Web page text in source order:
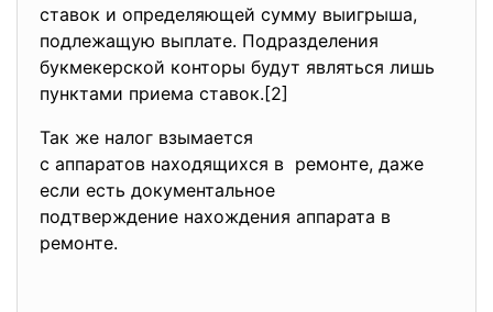
ставок и определяющей сумму выигрыша,
подлежащую выплате. Подразделения
букмекерской конторы будут являться лишь
пунктами приема ставок.[2]
Так же налог взымается
с аппаратов находящихся в ремонте, даже
если есть документальное
подтверждение нахождения аппарата в
ремонте.